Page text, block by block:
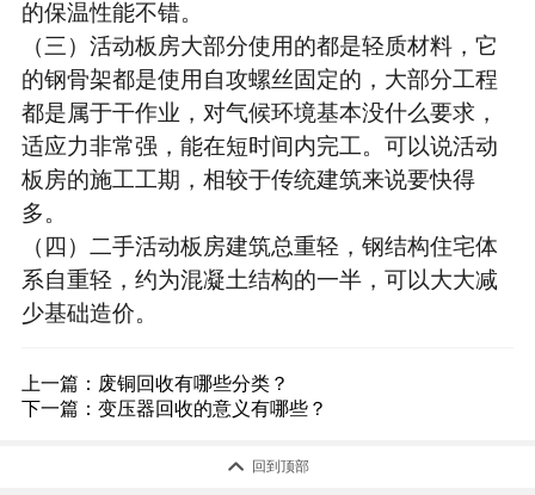
的保温性能不错。
（三）活动板房大部分使用的都是轻质材料，它
的钢骨架都是使用自攻螺丝固定的，大部分工程
都是属于干作业，对气候环境基本没什么要求，
适应力非常强，能在短时间内完工。可以说活动
板房的施工工期，相较于传统建筑来说要快得
多。
（四）二手活动板房建筑总重轻，钢结构住宅体
系自重轻，约为混凝土结构的一半，可以大大减
少基础造价。
上一篇： 废铜回收有哪些分类？
下一篇： 变压器回收的意义有哪些？
 回到顶部